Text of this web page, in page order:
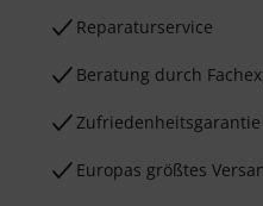
Reparaturservice
Beratung durch
Zufriedenheitsgarantie
Europas größtes